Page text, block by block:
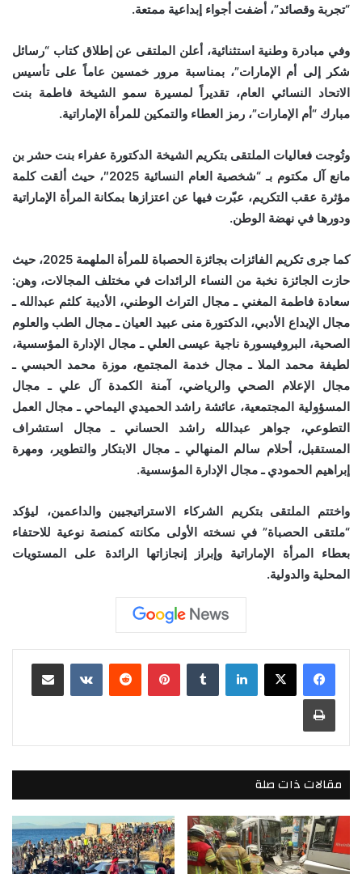
“تجربة وقصائد”، أضفت أجواء إبداعية ممتعة.
وفي مبادرة وطنية استثنائية، أعلن الملتقى عن إطلاق كتاب “رسائل
شكر إلى أم الإمارات”، بمناسبة مرور خمسين عاماً على تأسيس
الاتحاد النسائي العام، تقديراً لمسيرة سمو الشيخة فاطمة بنت
مبارك “أم الإمارات”، رمز العطاء والتمكين للمرأة الإماراتية.
وتُوجت فعاليات الملتقى بتكريم الشيخة الدكتورة عفراء بنت حشر بن
مانع آل مكتوم بـ “شخصية العام النسائية 2025″، حيث ألقت كلمة
مؤثرة عقب التكريم، عبّرت فيها عن اعتزازها بمكانة المرأة الإماراتية
ودورها في نهضة الوطن.
كما جرى تكريم الفائزات بجائزة الحصباة للمرأة الملهمة 2025، حيث
حازت الجائزة نخبة من النساء الرائدات في مختلف المجالات، وهن:
سعادة فاطمة المغني ـ مجال التراث الوطني، الأديبة كلثم عبدالله ـ
مجال الإبداع الأدبي، الدكتورة منى عبيد العيان ـ مجال الطب والعلوم
الصحية، البروفيسورة ناجية عيسى العلي ـ مجال الإدارة المؤسسية،
لطيفة محمد الملا ـ مجال خدمة المجتمع، موزة محمد الحبسي ـ
مجال الإعلام الصحي والرياضي، آمنة الكمدة آل علي ـ مجال
المسؤولية المجتمعية، عائشة راشد الحميدي اليماحي ـ مجال العمل
التطوعي، جواهر عبدالله راشد الحساني ـ مجال استشراف
المستقبل، أحلام سالم المنهالي ـ مجال الابتكار والتطوير، ومهرة
إبراهيم الحمودي ـ مجال الإدارة المؤسسية.
واختتم الملتقى بتكريم الشركاء الاستراتيجيين والداعمين، ليؤكد
“ملتقى الحصباة” في نسخته الأولى مكانته كمنصة نوعية للاحتفاء
بعطاء المرأة الإماراتية وإبراز إنجازاتها الرائدة على المستويات
المحلية والدولية.
لينكدإن بينتيريست مشاركة عبر البريد
طباعة
مقالات ذات صلة